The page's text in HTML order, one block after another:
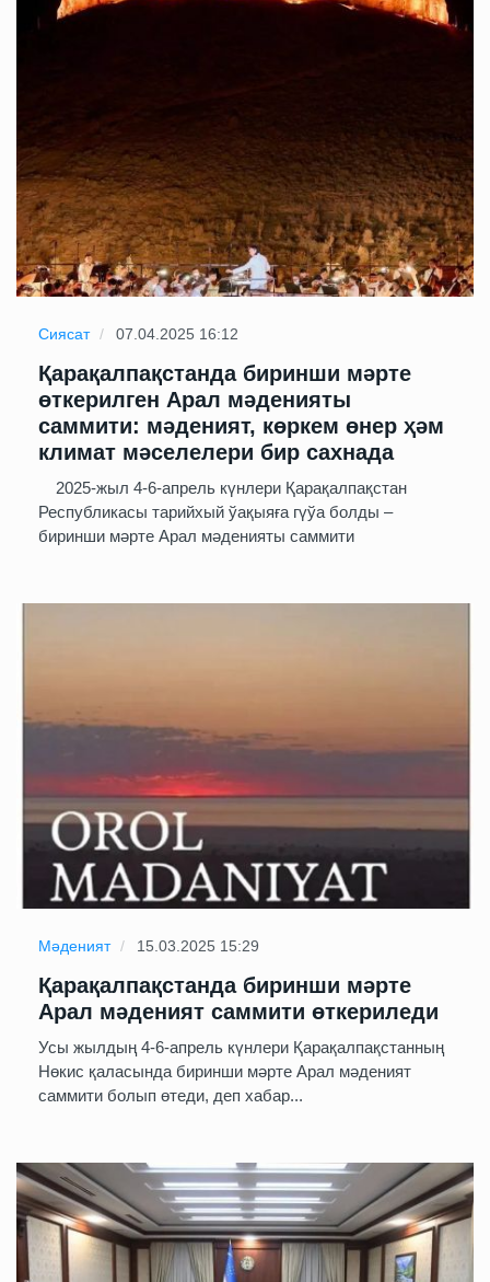
Сиясат 07.04.2025 16:12
Қарақалпақстанда биринши мәрте
өткерилген Арал мәденияты
саммити: мәденият, көркем өнер ҳәм
климат мәселелери бир сахнада
2025-жыл 4-6-апрель күнлери Қарақалпақстан
Республикасы тарийхый ўақыяға гүўа болды –
биринши мәрте Арал мәденияты саммити
Мәденият 15.03.2025 15:29
Қарақалпақстанда биринши мәрте
Арал мәденият саммити өткериледи
Усы жылдың 4-6-апрель күнлери Қарақалпақстанның
Нөкис қаласында биринши мәрте Арал мәденият
саммити болып өтеди, деп хабар...